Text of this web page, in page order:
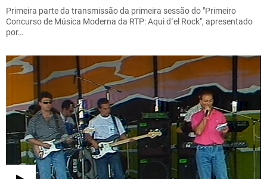
Primeira parte da transmissão da primeira sessão do "Primeiro
Concurso de Música Moderna da RTP: Aqui d´el Rock", apresentado
por…